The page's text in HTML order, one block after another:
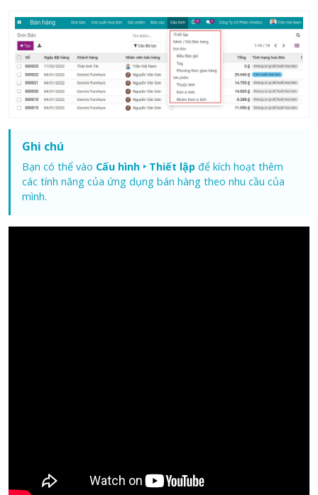
Ghi chú
Bạn có thể vào Cấu hình ‣ Thiết lập để kích hoạt thêm
các tính năng của ứng dụng bán hàng theo nhu cầu của
mình.